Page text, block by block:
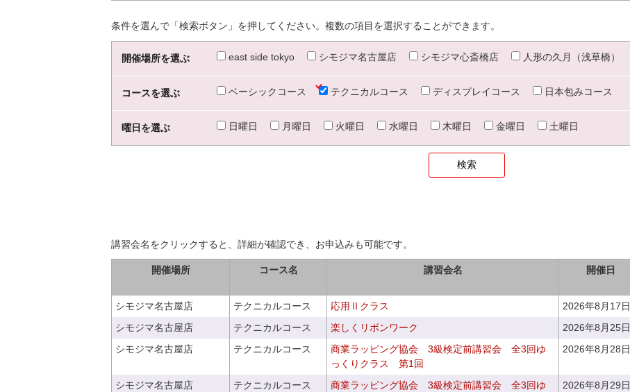
条件を選んで「検索ボタン」を押してください。複数の項目を選択することができます。
開催場所を選ぶ east side tokyo シモジマ名古屋店 シモジマ心斎橋店 人形の久月（浅草橋）
コースを選ぶ ベーシックコース テクニカルコース ディスプレイコース 日本包みコース
曜日を選ぶ 日曜日 月曜日 火曜日 水曜日 木曜日 金曜日 土曜日
講習会名をクリックすると、詳細が確認でき、お申込みも可能です。
開催場所 コース名 講習会名 開催日
シモジマ名古屋店 テクニカルコース 応用Ⅱクラス 2026年8月17日
シモジマ名古屋店
テクニカルコース 楽しくリボンワーク 2026年8月25日
シモジマ名古屋店
テクニカルコース
商業ラッピング協会 3級検定前講習会 全3回ゆ
っくりクラス 第1回
2026年8月28日
シモジマ名古屋店 テクニカルコース
商業ラッピング協会 3級検定前講習会 全3回ゆ
2026年8月29日